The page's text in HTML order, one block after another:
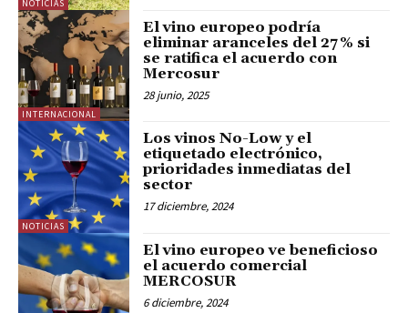
NOTICIAS
INTERNACIONAL
El vino europeo podría
eliminar aranceles del 27 % si
se ratifica el acuerdo con
Mercosur
28 junio, 2025
NOTICIAS
Los vinos No-Low y el
etiquetado electrónico,
prioridades inmediatas del
sector
17 diciembre, 2024
El vino europeo ve beneficioso
el acuerdo comercial
MERCOSUR
6 diciembre, 2024